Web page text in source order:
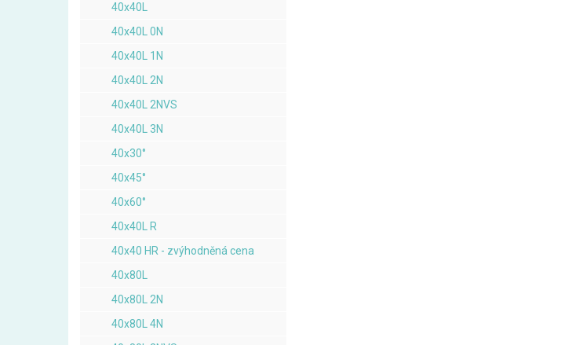
40x40L
40x40L 0N
40x40L 1N
40x40L 2N
40x40L 2NVS
40x40L 3N
40x30°
40x45°
40x60°
40x40L R
40x40 HR - zvýhodněná cena
40x80L
40x80L 2N
40x80L 4N